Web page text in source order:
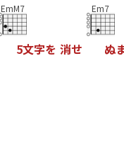
EmM7
5文字を 消せ
Em7
ぬ